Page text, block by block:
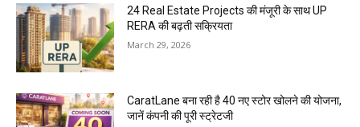
24 Real Estate Projects की मंजूरी के साथ UP
RERA की बढ़ती सक्रियता
March 29, 2026
CaratLane बना रही है 40 नए स्टोर खोलने की योजना,
जानें कंपनी की पूरी स्ट्रेटजी